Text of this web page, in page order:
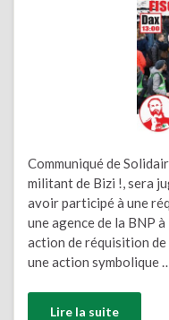
Communiqué de
militant de Bizi !, sera
avoir participé à une
une agence de la BNP
action de réquisition de
une action symbolique
Lire la suite